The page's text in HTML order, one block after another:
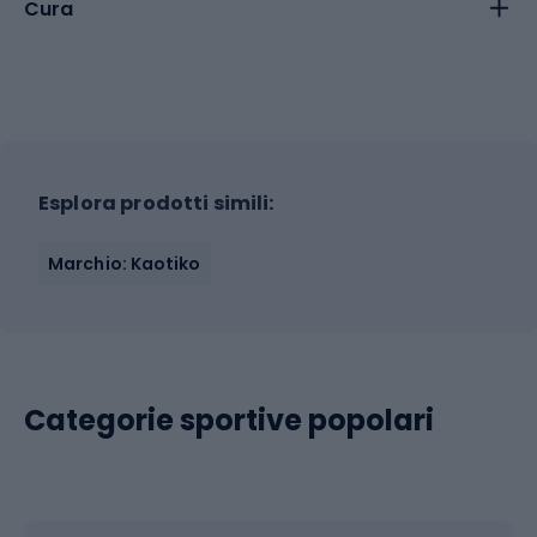
Cura
Esplora prodotti simili:
Marchio: Kaotiko
Categorie sportive popolari